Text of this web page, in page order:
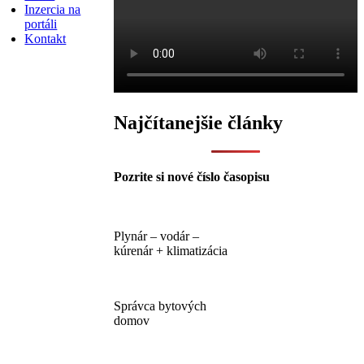
Najčítanejšie články
Pozrite si nové číslo časopisu
Plynár – vodár –
kúrenár + klimatizácia
Správca bytových
domov
Inzercia na
portáli
Kontakt